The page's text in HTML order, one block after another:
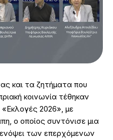
και τα ζητήματα που
κοινωνία τέθηκαν
2026», με
ο οποίος συντόνισε μια
ενόψει των επερχόμενων